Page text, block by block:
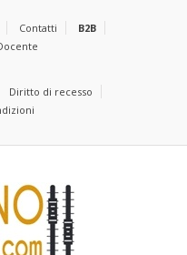
Contatti
B2B
Diritto di recesso